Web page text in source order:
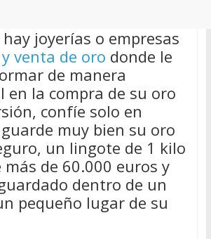
joyerías o empresas
venta de oro donde le
de manera
en la compra de su oro
confíe solo en
muy bien su oro
un lingote de 1 kilo
más de 60.000 euros y
dentro de un
pequeño lugar de su